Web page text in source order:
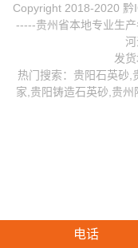
Copyright 2018-2020 黔
-----贵州省本地专业生
发
热门搜索： 贵阳石英砂 ,
家 贵阳铸造石英砂 贵州
电话